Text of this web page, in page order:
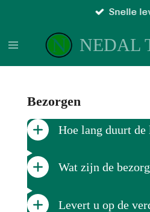
naar
NEDAL
Snelle
Bezorgen
Hoe lang duurt de
Wat zijn de
Levert u op de